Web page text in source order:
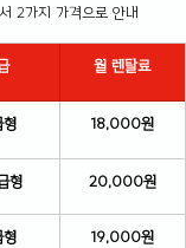
2가지 가격으로 안내
월 렌탈료
형 18,000원
형 20,000원
형 19,000원